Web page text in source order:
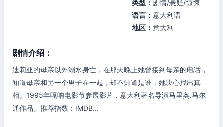
类型： 剧情/悬疑/惊悚
语言： 意大利语
地区： 意大利
剧情介绍：
迪莉亚的母亲以外溺水身亡，在那天晚上她曾接到母亲的电话，
知道母亲和另一个男子在一起，却不知道是谁，她决心找出真
相。1995年嘎呐电影节参展影片，意大利著名导演马里奥.马尔
通作品。推荐指数：IMDB...